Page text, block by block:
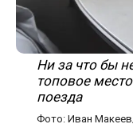
Ни за что бы
топовое
поезда
Фото: Иван